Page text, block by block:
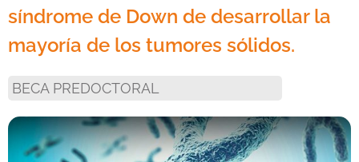
síndrome de Down de desarrollar la
mayoría de los tumores sólidos.
BECA PREDOCTORAL